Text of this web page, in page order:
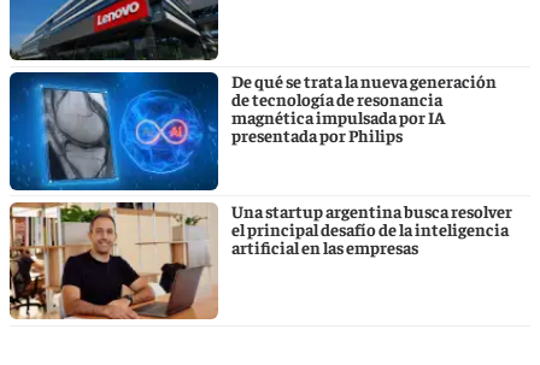
De qué se trata la nueva generación
de tecnología de resonancia
magnética impulsada por IA
presentada por Philips
Una startup argentina busca resolver
el principal desafío de la inteligencia
artificial en las empresas